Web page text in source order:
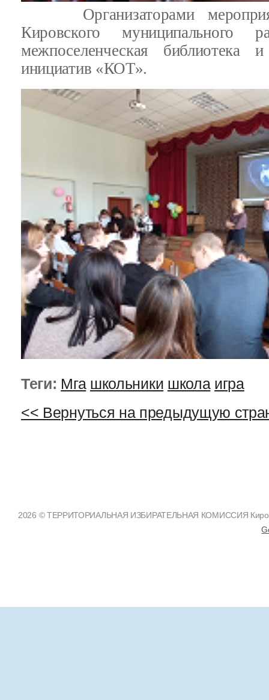
Организаторами
Кировского муниципального
межпоселенческая библиотека
инициатив «КОТ».
Теги: Мга школьники школа игра
<< Вернуться на предыдущую
2026 © ТЕРРИТОРИАЛЬНАЯ ИЗБИРАТЕЛЬНАЯ КОМИССИЯ